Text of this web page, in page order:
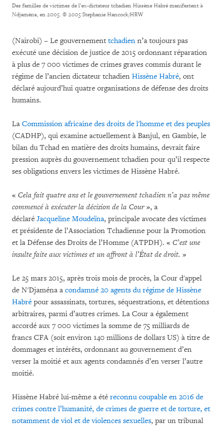
Des familles de victimes de l’ex-dictateur tchadien Hissène Habré manifestent à
Ndjaména, en 2005. © 2005 Stephanie Hancock/HRW
(Nairobi) – Le gouvernement tchadien n’a toujours pas
exécuté une décision de justice de 2015 ordonnant réparation
à plus de 7 000 victimes de crimes graves commis durant le
régime de l’ancien dictateur tchadien Hissène Habré, ont
déclaré aujourd’hui quatre organisations de défense des droits
humains.
La Commission africaine des droits de l'homme et des peuples
(CADHP), qui examine actuellement à Banjul, en Gambie, le
bilan du Tchad en matière des droits humains, devrait faire
pression auprès du gouvernement tchadien pour qu’il respecte
ses obligations envers les victimes de Hissène Habré.
« Cela fait quatre ans et le gouvernement tchadien n’a pas même
commencé à exécuter la décision de la Cour», a
déclaré Jacqueline Moudeïna, principale avocate des victimes
et présidente de l’Association Tchadienne pour la Promotion
et la Défense des Droits de l’Homme (ATPDH). « C’est une
insulte faite aux victimes et un affront à l’État de droit. »
Le 25 mars 2015, après trois mois de procès, la Cour d'appel
de N'Djaména a condamné 20 agents du régime de Hissène
Habré pour assassinats, tortures, séquestrations, et détentions
arbitraires, parmi d’autres crimes. La Cour a également
accordé aux 7 000 victimes la somme de 75 milliards de
francs CFA (soit environ 140 millions de dollars US) à titre de
dommages et intérêts, ordonnant au gouvernement d’en
verser la moitié et aux agents condamnés d’en verser l’autre
moitié.
Hissène Habré lui-même a été reconnu coupable en 2016 de
crimes contre l’humanité, de crimes de guerre et de torture, et
notamment de viol et de violences sexuelles, par un tribunal